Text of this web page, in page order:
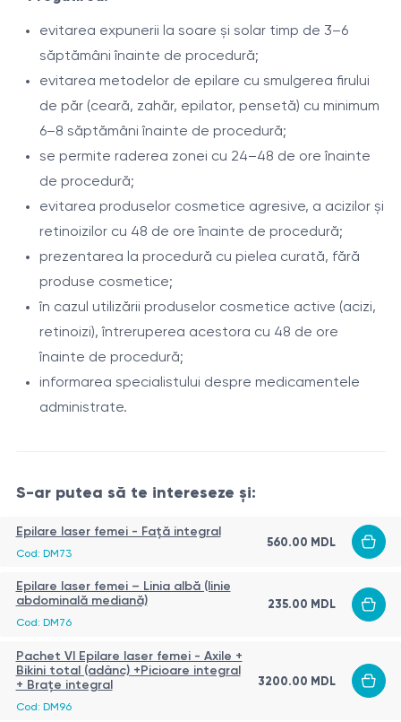
implantare a părului. Procedura este efectuată cu
laserul Alexandrite DEKA Again Pro Plus (755 nm) și
sistemul de răcire cu aer Zimmer Cryo, ceea ce asigură
o acțiune precisă asupra foliculilor piloși și confort în
timpul tratamentului.
hormonali. Laserul Alexandrite de 755 nm acționează
eficient asupra firelor pigmentate, contribuind la
reducerea treptată a acestora și la îmbunătățirea
aspectului pielii.
Indicații
păr nedorit în zona gâtului posterior;
corectarea liniei de implantare a părului;
iritații după ras sau epilare;
fire de păr încarnate;
hipertricoză.
Procedura
evaluarea fototipului pielii și a caracteristicilor
selectarea parametrilor laserului;
tratarea zonei gâtului posterior;
răcirea pielii cu sistemul Zimmer Cryo în timpul
procedurii;
aplicarea unui produs calmant după procedură.
Intervale între ședințe
infecții cutanate active;
inflamații, leziuni sau iritații ale pielii în zona tratată;
expunere recentă la soare sau autobronzant;
leziuni pigmentare suspecte;
cancer de piele în zona de tratament;
boli cronice decompensate;
epilepsie (forma fotosensibilă);
Îngrijire după procedură
Reacții normale:
roșeață 1–2 zile;
sensibilitate ușoară sau ușoară umflare până la 24
ore.
evitarea expunerii la soare și solar timp de 3–6
săptămâni înainte de procedură;
evitarea metodelor de epilare cu smulgerea firului
de păr (ceară, zahăr, epilator, pensetă) cu minimum
6–8 săptămâni înainte de procedură;
se permite raderea zonei cu 24–48 de ore înainte
de procedură;
evitarea produselor cosmetice agresive, a acizilor și
retinoizilor cu 48 de ore înainte de procedură;
prezentarea la procedură cu pielea curată, fără
produse cosmetice;
în cazul utilizării produselor cosmetice active (acizi,
retinoizi), întreruperea acestora cu 48 de ore
înainte de procedură;
informarea specialistului despre medicamentele
administrate.
S-ar putea să te intereseze și:
Epilare laser femei - Față integral
Cod: DM73
560.00 MDL
Epilare laser femei – Linia albă (linie
abdominală mediană)
Cod: DM76
235.00 MDL
Pachet VI Epilare laser femei - Axile +
Bikini total (adânc) +Picioare integral
+ Brațe integral
Cod: DM96
3200.00 MDL